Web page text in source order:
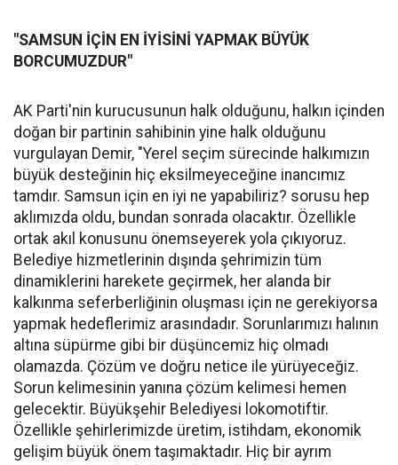
"SAMSUN İÇİN EN İYİSİNİ YAPMAK BÜYÜK
BORCUMUZDUR"
AK Parti'nin kurucusunun halk olduğunu, halkın içinden
doğan bir partinin sahibinin yine halk olduğunu
vurgulayan Demir, "Yerel seçim sürecinde halkımızın
büyük desteğinin hiç eksilmeyeceğine inancımız
tamdır. Samsun için en iyi ne yapabiliriz? sorusu hep
aklımızda oldu, bundan sonrada olacaktır. Özellikle
ortak akıl konusunu önemseyerek yola çıkıyoruz.
Belediye hizmetlerinin dışında şehrimizin tüm
dinamiklerini harekete geçirmek, her alanda bir
kalkınma seferberliğinin oluşması için ne gerekiyorsa
yapmak hedeflerimiz arasındadır. Sorunlarımızı halının
altına süpürme gibi bir düşüncemiz hiç olmadı
olamazda. Çözüm ve doğru netice ile yürüyeceğiz.
Sorun kelimesinin yanına çözüm kelimesi hemen
gelecektir. Büyükşehir Belediyesi lokomotiftir.
Özellikle şehirlerimizde üretim, istihdam, ekonomik
gelişim büyük önem taşımaktadır. Hiç bir ayrım